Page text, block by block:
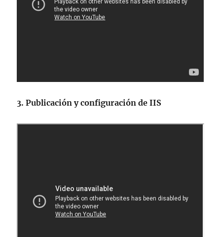
3. Publicación y configuración de IIS